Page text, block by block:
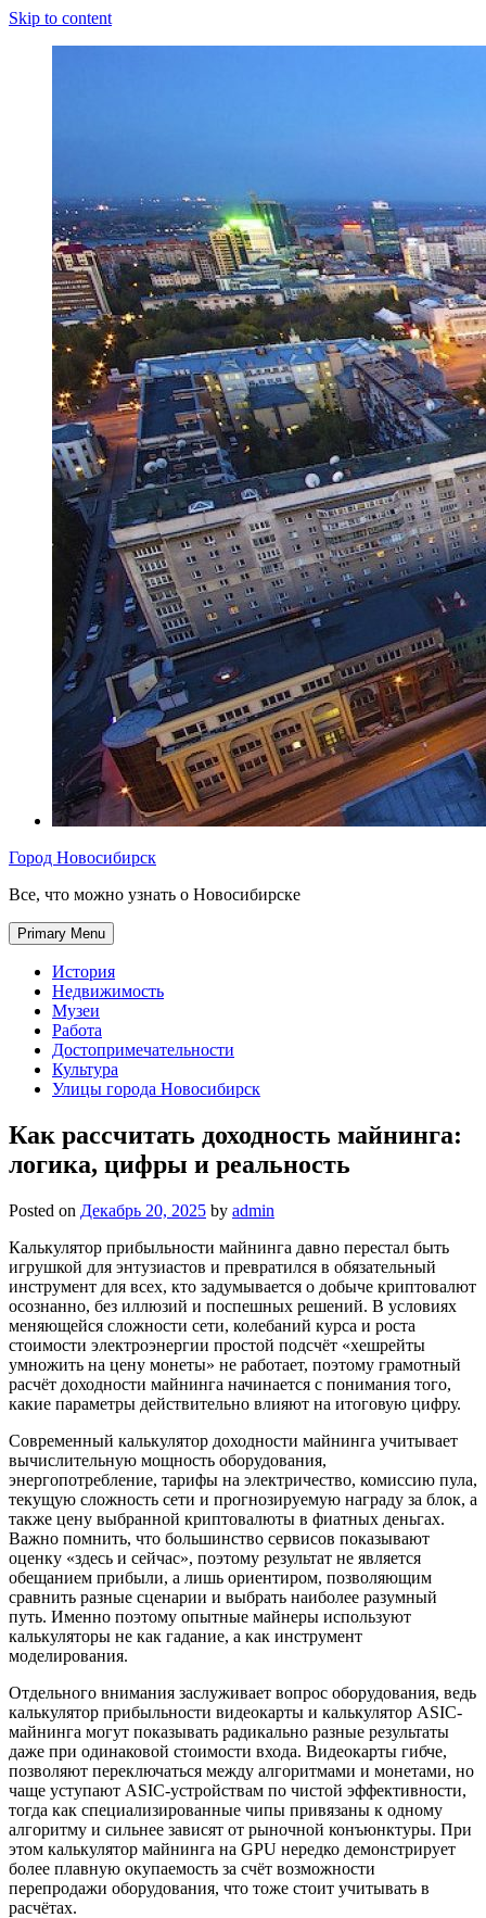
Skip to content
Город Новосибирск
Все, что можно узнать о Новосибирске
Primary Menu
История
Недвижимость
Музеи
Работа
Достопримечательности
Культура
Улицы города Новосибирск
Как рассчитать доходность майнинга:
логика, цифры и реальность
Posted on Декабрь 20, 2025 by admin
Калькулятор прибыльности майнинга давно перестал быть
игрушкой для энтузиастов и превратился в обязательный
инструмент для всех, кто задумывается о добыче криптовалют
осознанно, без иллюзий и поспешных решений. В условиях
меняющейся сложности сети, колебаний курса и роста
стоимости электроэнергии простой подсчёт «хешрейты
умножить на цену монеты» не работает, поэтому грамотный
расчёт доходности майнинга начинается с понимания того,
какие параметры действительно влияют на итоговую цифру.
Современный калькулятор доходности майнинга учитывает
вычислительную мощность оборудования,
энергопотребление, тарифы на электричество, комиссию пула,
текущую сложность сети и прогнозируемую награду за блок, а
также цену выбранной криптовалюты в фиатных деньгах.
Важно помнить, что большинство сервисов показывают
оценку «здесь и сейчас», поэтому результат не является
обещанием прибыли, а лишь ориентиром, позволяющим
сравнить разные сценарии и выбрать наиболее разумный
путь. Именно поэтому опытные майнеры используют
калькуляторы не как гадание, а как инструмент
моделирования.
Отдельного внимания заслуживает вопрос оборудования, ведь
калькулятор прибыльности видеокарты и калькулятор ASIC-
майнинга могут показывать радикально разные результаты
даже при одинаковой стоимости входа. Видеокарты гибче,
позволяют переключаться между алгоритмами и монетами, но
чаще уступают ASIC-устройствам по чистой эффективности,
тогда как специализированные чипы привязаны к одному
алгоритму и сильнее зависят от рыночной конъюнктуры. При
этом калькулятор майнинга на GPU нередко демонстрирует
более плавную окупаемость за счёт возможности
перепродажи оборудования, что тоже стоит учитывать в
расчётах.